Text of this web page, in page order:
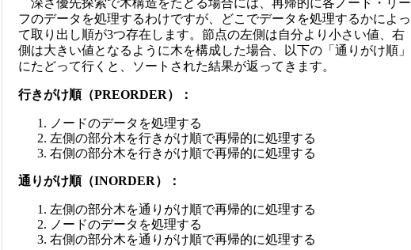
深さ優先探索で木構造をたどる場合には、再帰的に各ノード・リー
フのデータを処理するわけですが、どこでデータを処理するかによっ
て取り出し順が3つ存在します。節点の左側は自分より小さい値、右
側は大きい値となるように木を構成した場合、以下の「通りがけ順」
にたどって行くと、ソートされた結果が返ってきます。
行きがけ順（PREORDER）：
ノードのデータを処理する
左側の部分木を行きがけ順で再帰的に処理する
右側の部分木を行きがけ順で再帰的に処理する
通りがけ順（INORDER）：
左側の部分木を通りがけ順で再帰的に処理する
ノードのデータを処理する
右側の部分木を通りがけ順で再帰的に処理する